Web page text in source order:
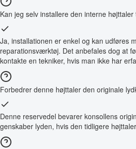
Kan jeg selv installere den interne højttaler
Ja, installationen er enkel og kan udføres
reparationsværktøj. Det anbefales dog at
kontakte en tekniker, hvis man ikke har
Forbedrer denne højttaler den originale
Denne reservedel bevarer konsollens
genskaber lyden, hvis den tidligere